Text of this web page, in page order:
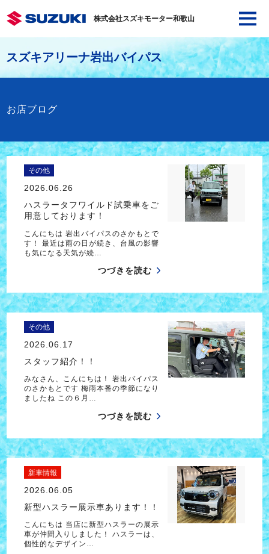
株式会社スズキモーター和歌山
スズキアリーナ岩出バイパス
お店ブログ
その他
2026.06.26
ハスラータフワイルド試乗車をご
用意しております！
こんにちは 岩出バイパスのさかもとで
す！ 最近は雨の日が続き、台風の影響
も気になる天気が続…
つづきを読む
その他
2026.06.17
スタッフ紹介！！
みなさん、こんにちは！ 岩出バイパス
のさかもとです 梅雨本番の季節になり
ましたね この６月…
つづきを読む
新車情報
2026.06.05
新型ハスラー展示車あります！！
こんにちは 当店に新型ハスラーの展示
車が仲間入りしました！ ハスラーは、
個性的なデザイン…